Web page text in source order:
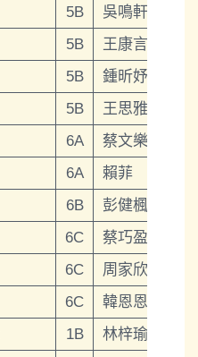
5B
吳鳴軒
5B
王康言
5B
鍾昕妤
5B
王思雅
6A
蔡文樂
6A
賴菲
6B
彭健楓
6C
蔡巧盈
6C
周家欣
6C
韓恩恩
1B
林梓瑜